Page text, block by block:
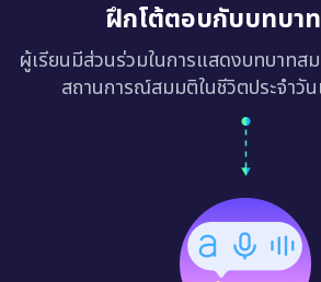
ฝึกโต้ตอบกับบทบา
ผู้เรียนมีส่วนร่วมในการแสดงบทบาทส
สถานการณ์สมมติในชีวิตประจำวัน